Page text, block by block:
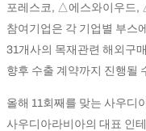
포레스코, △에스와이우드,
참여기업은 각 기업별 부스
31개사의 목재관련 해외구
향후 수출 계약까지 진행될
올해 11회째를 맞는 사우디
사우디아라비아의 대표 인